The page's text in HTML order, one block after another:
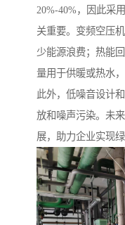
20%-40%，因此采
关重要。变频空压
少能源浪费；热能
量用于供暖或热水
此外，低噪音设计
放和噪声污染。未
展，助力企业实现绿